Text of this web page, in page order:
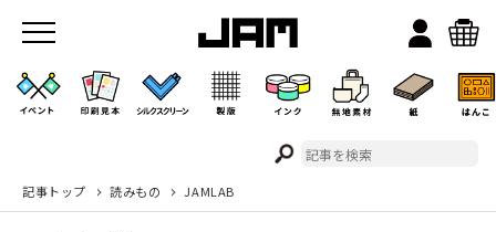
JAMのこと
記事トップ 読みもの JAMLAB